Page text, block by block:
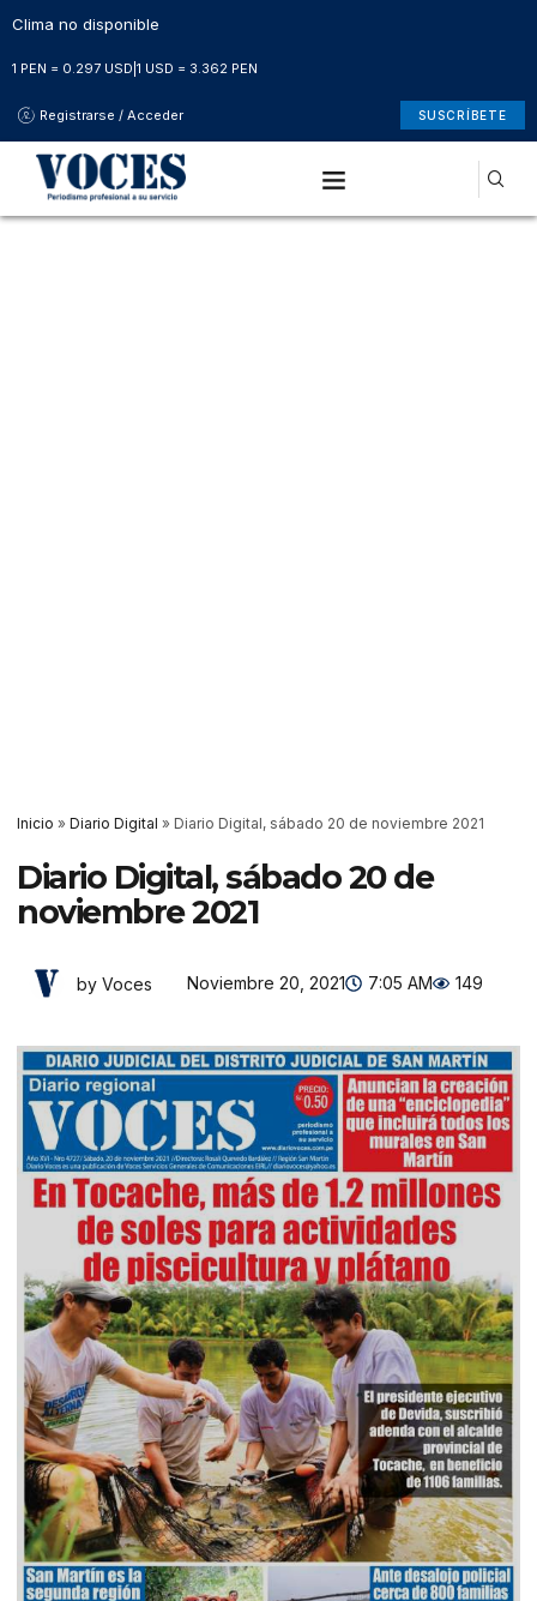
Clima no disponible
1 PEN = 0.297 USD 1 USD = 3.362 PEN
Registrarse / Acceder SUSCRÍBETE
Inicio » Diario Digital » Diario Digital, sábado 20 de noviembre 2021
Diario Digital, sábado 20 de
noviembre 2021
by Voces Noviembre 20, 2021 7:05 AM 149